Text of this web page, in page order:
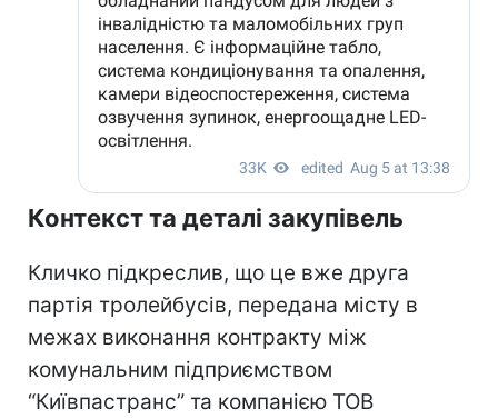
Контекст та деталі закупівель
Кличко підкреслив, що це вже друга
партія тролейбусів, передана місту в
межах виконання контракту між
комунальним підприємством
“Київпастранс” та компанією ТОВ